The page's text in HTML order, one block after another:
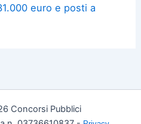
euro e posti a
Concorsi Pubblici